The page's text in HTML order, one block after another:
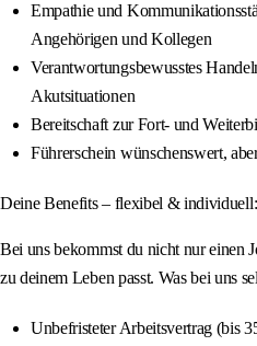
Empathie und
Angehörigen und Kollegen
Verantwortungsbewusstes
Akutsituationen
Bereitschaft zur Fort- und
Führerschein wünschenswert,
Deine Benefits – flexibel & individuell:
Bei uns bekommst du nicht nur einen
zu deinem Leben passt. Was bei uns
Unbefristeter Arbeitsvertrag (bis